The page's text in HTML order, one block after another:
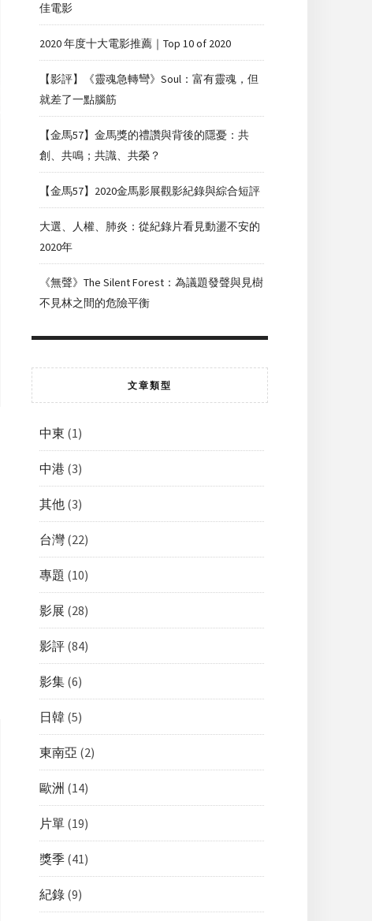
佳電影
2020 年度十大電影推薦｜Top 10 of 2020
【影評】《靈魂急轉彎》Soul：富有靈魂，但
就差了一點腦筋
【金馬57】金馬獎的禮讚與背後的隱憂：共
創、共鳴；共識、共榮？
【金馬57】2020金馬影展觀影紀錄與綜合短評
大選、人權、肺炎：從紀錄片看見動盪不安的
2020年
《無聲》The Silent Forest：為議題發聲與見樹
不見林之間的危險平衡
文章類型
中東 (1)
中港 (3)
其他 (3)
台灣 (22)
專題 (10)
影展 (28)
影評 (84)
影集 (6)
日韓 (5)
東南亞 (2)
歐洲 (14)
片單 (19)
獎季 (41)
紀錄 (9)